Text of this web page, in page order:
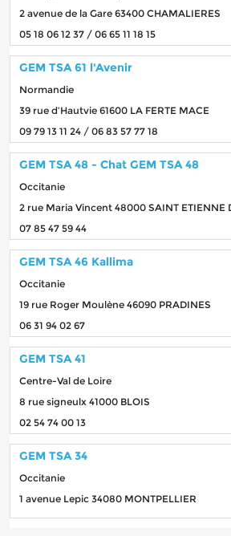
2 avenue de la Gare 63400 CHAMALIERES
05 18 06 12 37 / 06 65 11 18 15
GEM TSA 61 l'Avenir
Normandie
39 rue d’Hautvie 61600 LA FERTE MACE
09 79 13 11 24 / 06 83 57 77 18
GEM TSA 48 - Chat GEM TSA 48
Occitanie
2 rue Maria Vincent 48000 SAINT ETIENNE
07 85 47 59 44
GEM TSA 46 Kallima
Occitanie
19 rue Roger Moulène 46090 PRADINES
06 31 94 02 67
GEM TSA 41
Centre-Val de Loire
8 rue signeulx 41000 BLOIS
02 54 74 00 13
GEM TSA 34
Occitanie
1 avenue Lepic 34080 MONTPELLIER